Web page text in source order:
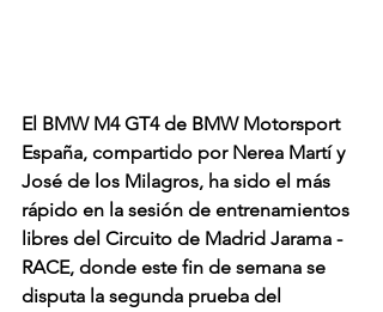
El BMW M4 GT4 de BMW Motorsport
España, compartido por Nerea Martí y
José de los Milagros, ha sido el más
rápido en la sesión de entrenamientos
libres del Circuito de Madrid Jarama -
RACE, donde este fin de semana se
disputa la segunda prueba del